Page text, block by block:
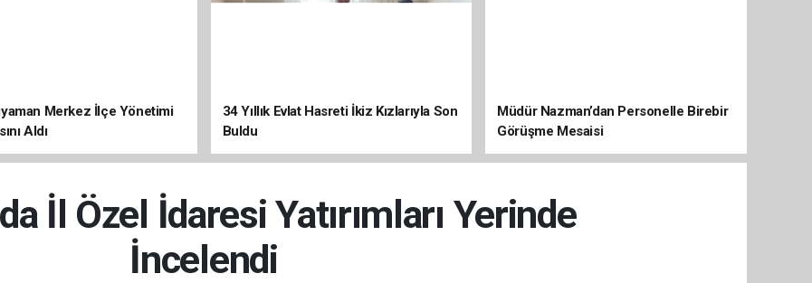
Merkez İlçe Yönetimi
Aldı
34 Yıllık Evlat Hasreti İkiz Kızlarıyla Son
Buldu
Müdür Nazman’dan Personelle Birebir
Görüşme Mesaisi
İl Özel İdaresi Yatırımları Yerinde
İncelendi